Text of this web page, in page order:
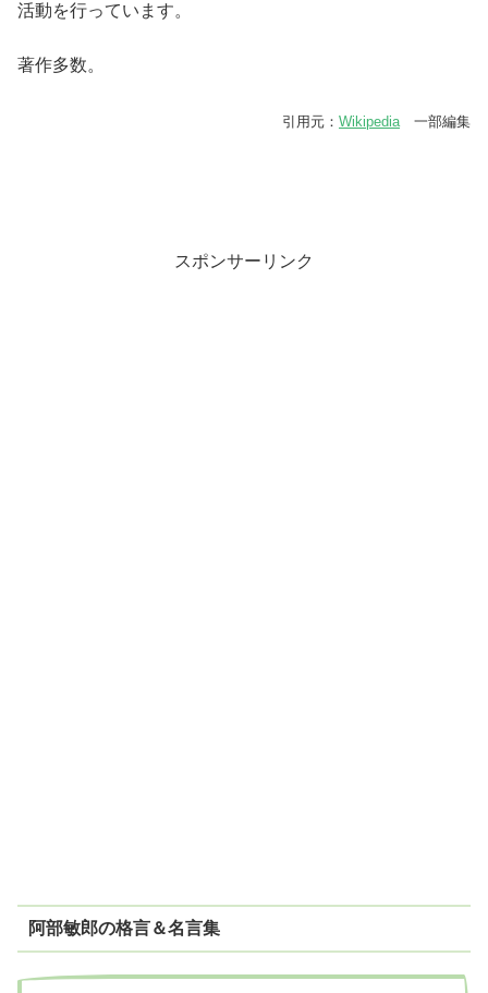
活動を行っています。
著作多数。
引用元： Wikipedia 一部編集
スポンサーリンク
阿部敏郎の格言＆名言集